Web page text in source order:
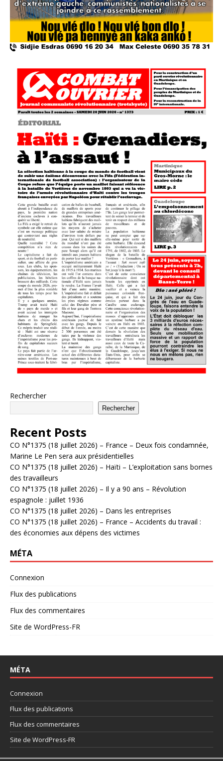
Rechercher
Rechercher
Recent Posts
CO N°1375 (18 juillet 2026) – France – Deux fois condamnée,
Marine Le Pen sera aux présidentielles
CO N°1375 (18 juillet 2026) – Haïti – L’exploitation sans bornes
des travailleurs
CO N°1375 (18 juillet 2026) – Il y a 90 ans – Révolution
espagnole : juillet 1936
CO N°1375 (18 juillet 2026) – Dans les entreprises
CO N°1375 (18 juillet 2026) – France – Accidents du travail :
des économies aux dépens des victimes
MÉTA
Connexion
Flux des publications
Flux des commentaires
Site de WordPress-FR
MÉTA
Connexion
Flux des publications
Flux des commentaires
Site de WordPress-FR